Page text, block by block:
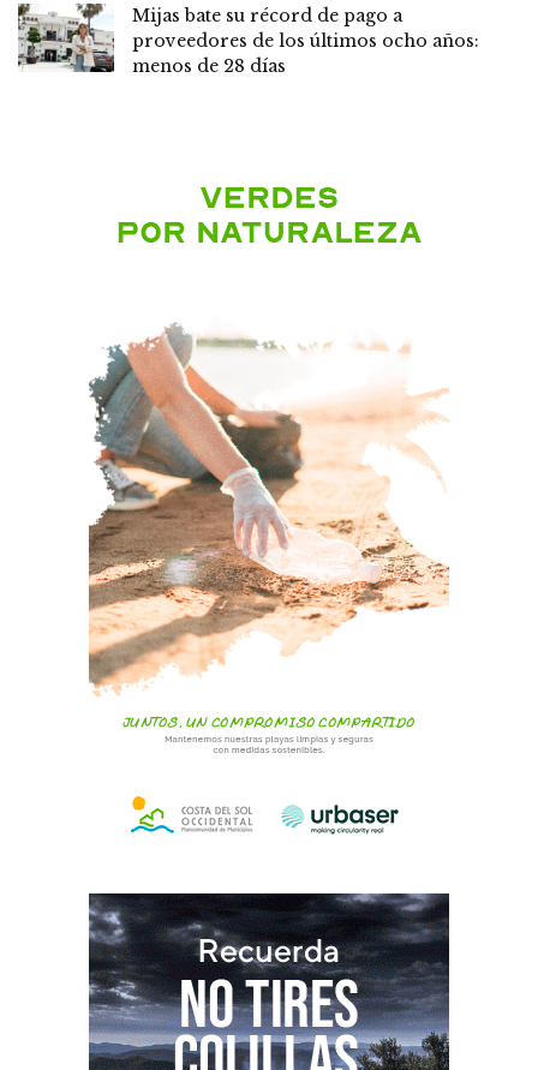
Mijas bate su récord de pago a
proveedores de los últimos ocho años:
menos de 28 días